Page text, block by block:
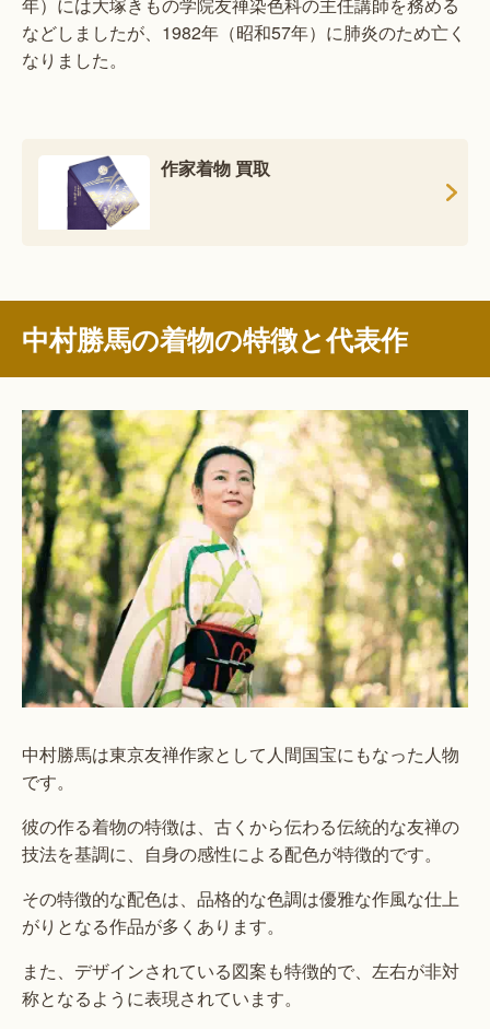
年）には大塚きもの学院友禅染色科の主任講師を務める
などしましたが、1982年（昭和57年）に肺炎のため亡く
なりました。
作家着物 買取
中村勝馬の着物の特徴と代表作
中村勝馬は東京友禅作家として人間国宝にもなった人物
です。
彼の作る着物の特徴は、古くから伝わる伝統的な友禅の
技法を基調に、自身の感性による配色が特徴的です。
その特徴的な配色は、品格的な色調は優雅な作風な仕上
がりとなる作品が多くあります。
また、デザインされている図案も特徴的で、左右が非対
称となるように表現されています。